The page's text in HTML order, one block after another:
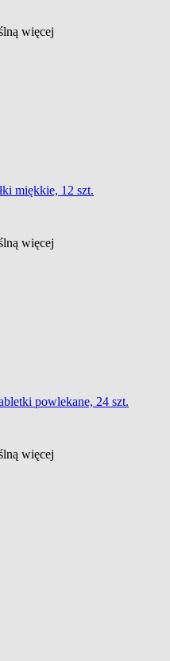
więcej
miękkie, 12 szt.
więcej
powlekane, 24 szt.
więcej